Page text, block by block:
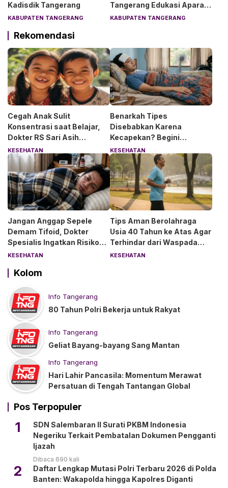
Kadisdik Tangerang
KABUPATEN TANGERANG
Tangerang Edukasi Aparat
Desa Soal Hukum
KABUPATEN TANGERANG
Rekomendasi
Cegah Anak Sulit
Konsentrasi saat Belajar,
Dokter RS Sari Asih
Anjurkan 6 Asupan Ini
KESEHATAN
Benarkah Tipes
Disebabkan Karena
Kecapekan? Begini
Penjelasan Dokter RS Sari
Asih Bintaro
KESEHATAN
Jangan Anggap Sepele
Demam Tifoid, Dokter
Spesialis Ingatkan Risiko
Kebocoran Usus
KESEHATAN
Tips Aman Berolahraga
Usia 40 Tahun ke Atas Agar
Terhindar dari Waspada
“Angin Duduk”
KESEHATAN
Kolom
Info Tangerang
80 Tahun Polri Bekerja untuk Rakyat
Info Tangerang
Geliat Bayang-bayang Sang Mantan
Info Tangerang
Hari Lahir Pancasila: Momentum Merawat
Persatuan di Tengah Tantangan Global
Pos Terpopuler
1
SDN Salembaran II Surati PKBM Indonesia
Negeriku Terkait Pembatalan Dokumen Pengganti
Ijazah
Dibaca 690 kali
2
Daftar Lengkap Mutasi Polri Terbaru 2026 di Polda
Banten: Wakapolda hingga Kapolres Diganti